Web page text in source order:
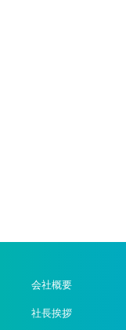
会社概要
社長挨拶